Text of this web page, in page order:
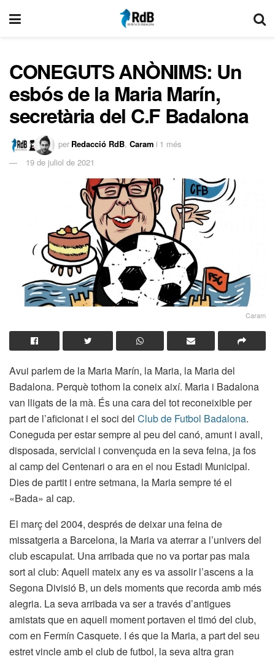
CONEGUTS ANÒNIMS: Un
esbós de la Maria Marín,
secretària del C.F Badalona
per Redacció RdB, Caram i 1 més
19 de juliol de 2021
Caram
Avui parlem de la Maria Marín, la Maria, la Maria del
Badalona. Perquè tothom la coneix així. Maria i Badalona
van lligats de la mà. És una cara del tot reconeixible per
part de l’aficionat i el soci del Club de Futbol Badalona.
Coneguda per estar sempre al peu del canó, amunt i avall,
disposada, servicial i convençuda en la seva feina, ja fos
al camp del Centenari o ara en el nou Estadi Municipal.
Dies de partit i entre setmana, la Maria sempre té el
«Bada» al cap.
El març del 2004, després de deixar una feina de
missatgeria a Barcelona, la Maria va aterrar a l’univers del
club escapulat. Una arribada que no va portar pas mala
sort al club: Aquell mateix any es va assolir l’ascens a la
Segona Divisió B, un dels moments que recorda amb més
alegria. La seva arribada va ser a través d’antigues
amistats que en aquell moment portaven el timó del club,
com en Fermín Casquete. I és que la Maria, a part del seu
estret vincle amb el club de futbol, la seva altra gran